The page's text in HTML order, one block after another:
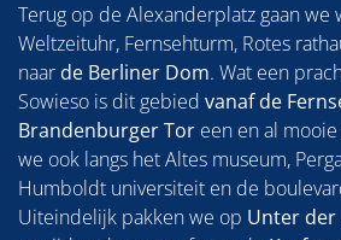
Terug op de Alexanderplatz gaan we
Weltzeituhr, Fernsehturm, Rotes
naar de Berliner Dom. Wat een
Sowieso is dit gebied vanaf de
Brandenburger Tor een en al
we ook langs het Altes museum,
Humboldt universiteit en de
Uiteindelijk pakken we op Unter der